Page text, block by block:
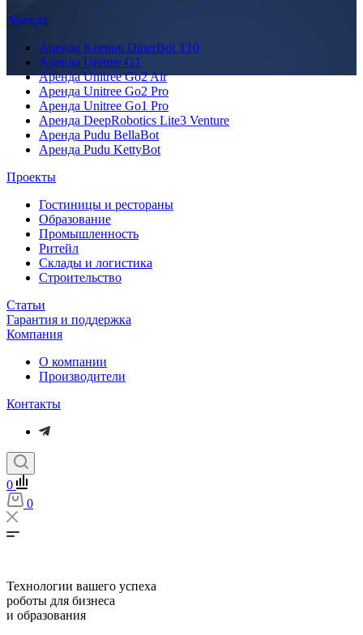
Аренда
Аренда Keenon DinerBot T10
Аренда Unitree G1
Аренда Unitree Go2 Air
Аренда Unitree Go2 Pro
Аренда Unitree Go1 Pro
Аренда DeepRobotics Lite3 Venture
Аренда Pudu BellaBot
Аренда Pudu KettyBot
Проекты
Гостиницы и рестораны
Образование
Промышленность
Ритейл
Склады и логистика
Строительство
Статьи
Гарантия и поддержка
Компания
О компании
Производители
Контакты
0
0
Технологии вашего успеха
роботы для бизнеса
и образования